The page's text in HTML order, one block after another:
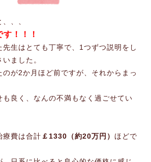
、、
！！！
生はとても丁寧で、1つずつ説明をし
ました。
が2か月ほど前ですが、それからまっ
も良く、なんの不満もなく過ごせてい
療費は合計 ￡1330（約20万円）ほどで